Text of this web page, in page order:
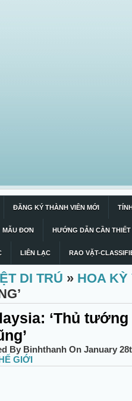
ĐĂNG KÝ THÀNH VIÊN MỚI
MẪU ĐƠN HƯỚNG DẪN CẦN THIẾT
LIÊN LẠC RAO VẶT-
DI TRÚ » HOA KỲ
‘Thủ
By Binhthanh On January
GIỚI